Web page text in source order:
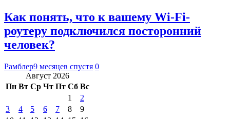
Как понять, что к вашему Wi-Fi-
роутеру подключился посторонний
человек?
Рамблер9 месяцев спустя 0
Август 2026
Пн Вт Ср Чт Пт Сб Вс
1
2
3
4 5 6 7 8
9